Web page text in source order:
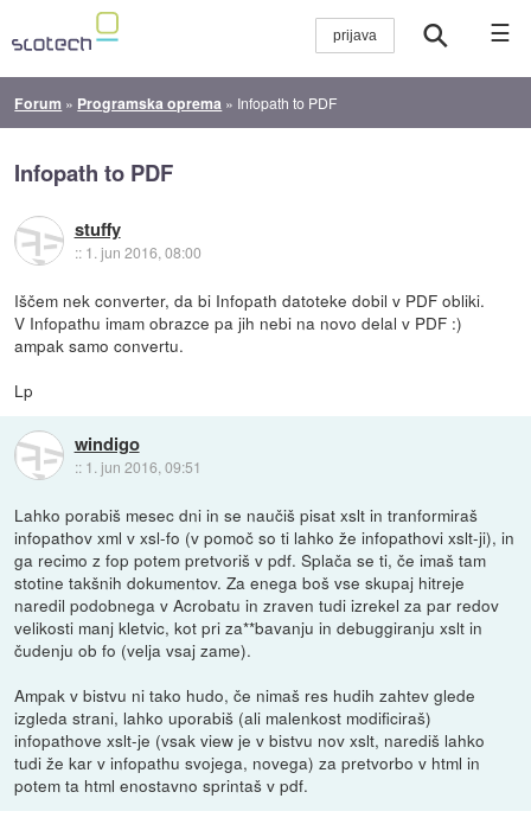
☰
Forum » Programska oprema » Infopath to PDF
Infopath to PDF
stuffy
:: 1. jun 2016, 08:00
Iščem nek converter, da bi Infopath datoteke dobil v PDF obliki.
V Infopathu imam obrazce pa jih nebi na novo delal v PDF :)
ampak samo convertu.
Lp
windigo
:: 1. jun 2016, 09:51
Lahko porabiš mesec dni in se naučiš pisat xslt in tranformiraš
infopathov xml v xsl-fo (v pomoč so ti lahko že infopathovi xslt-ji), in
ga recimo z fop potem pretvoriš v pdf. Splača se ti, če imaš tam
stotine takšnih dokumentov. Za enega boš vse skupaj hitreje
naredil podobnega v Acrobatu in zraven tudi izrekel za par redov
velikosti manj kletvic, kot pri za**bavanju in debuggiranju xslt in
čudenju ob fo (velja vsaj zame).
Ampak v bistvu ni tako hudo, če nimaš res hudih zahtev glede
izgleda strani, lahko uporabiš (ali malenkost modificiraš)
infopathove xslt-je (vsak view je v bistvu nov xslt, narediš lahko
tudi že kar v infopathu svojega, novega) za pretvorbo v html in
potem ta html enostavno sprintaš v pdf.